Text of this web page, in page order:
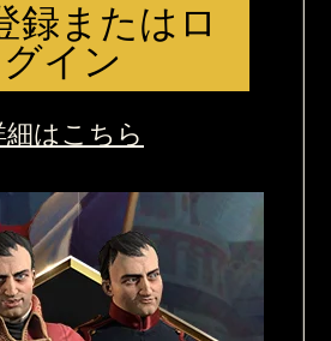
録またはロ
グイン
細はこちら